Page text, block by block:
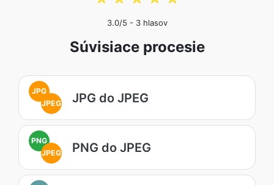
3.0/5 - 3hlasov
Súvisiace procesie
JPG
JPEG
JPG do JPEG
PNG
JPEG
PNG do JPEG